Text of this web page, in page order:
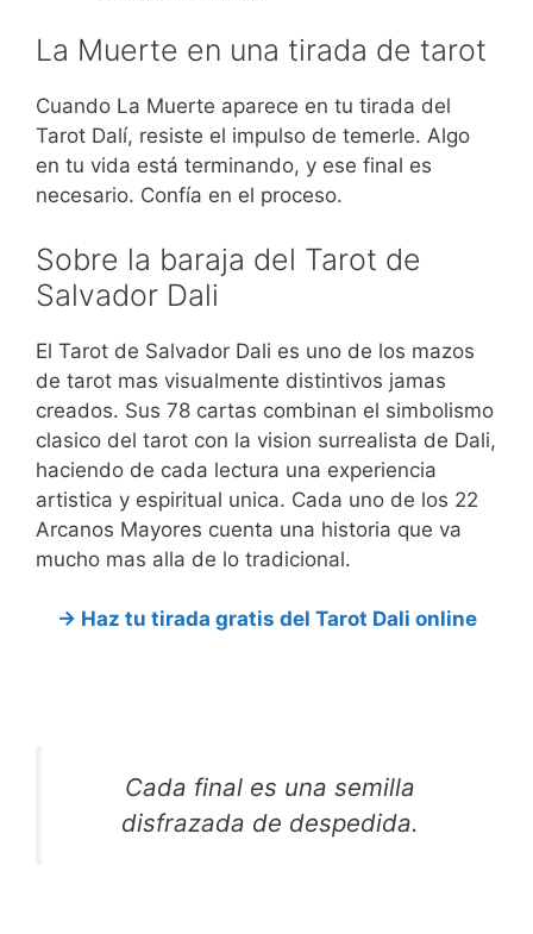
La Muerte en una tirada de tarot
Cuando La Muerte aparece en tu tirada del
Tarot Dalí, resiste el impulso de temerle. Algo
en tu vida está terminando, y ese final es
necesario. Confía en el proceso.
Sobre la baraja del Tarot de
Salvador Dali
El Tarot de Salvador Dali es uno de los mazos
de tarot mas visualmente distintivos jamas
creados. Sus 78 cartas combinan el simbolismo
clasico del tarot con la vision surrealista de Dali,
haciendo de cada lectura una experiencia
artistica y espiritual unica. Cada uno de los 22
Arcanos Mayores cuenta una historia que va
mucho mas alla de lo tradicional.
→ Haz tu tirada gratis del Tarot Dali online
Cada final es una semilla
disfrazada de despedida.